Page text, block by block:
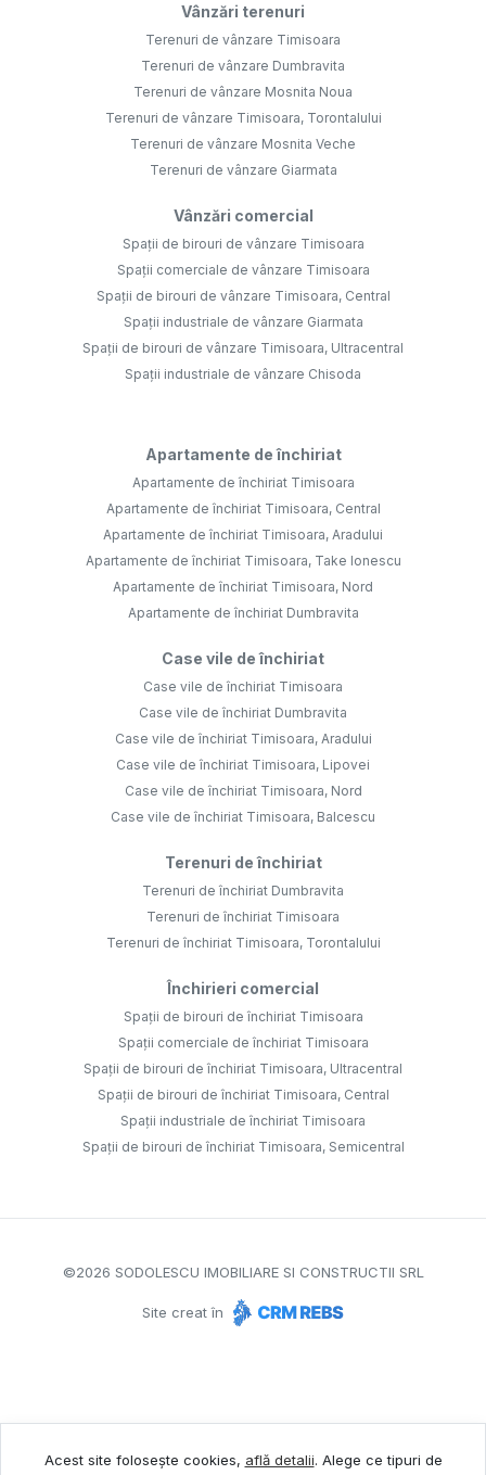
Vânzări terenuri
Terenuri de vânzare Timisoara
Terenuri de vânzare Dumbravita
Terenuri de vânzare Mosnita Noua
Terenuri de vânzare Timisoara, Torontalului
Terenuri de vânzare Mosnita Veche
Terenuri de vânzare Giarmata
Vânzări comercial
Spații de birouri de vânzare Timisoara
Spații comerciale de vânzare Timisoara
Spații de birouri de vânzare Timisoara, Central
Spații industriale de vânzare Giarmata
Spații de birouri de vânzare Timisoara, Ultracentral
Spații industriale de vânzare Chisoda
Apartamente de închiriat
Apartamente de închiriat Timisoara
Apartamente de închiriat Timisoara, Central
Apartamente de închiriat Timisoara, Aradului
Apartamente de închiriat Timisoara, Take Ionescu
Apartamente de închiriat Timisoara, Nord
Apartamente de închiriat Dumbravita
Case vile de închiriat
Case vile de închiriat Timisoara
Case vile de închiriat Dumbravita
Case vile de închiriat Timisoara, Aradului
Case vile de închiriat Timisoara, Lipovei
Case vile de închiriat Timisoara, Nord
Case vile de închiriat Timisoara, Balcescu
Terenuri de închiriat
Terenuri de închiriat Dumbravita
Terenuri de închiriat Timisoara
Terenuri de închiriat Timisoara, Torontalului
Închirieri comercial
Spații de birouri de închiriat Timisoara
Spații comerciale de închiriat Timisoara
Spații de birouri de închiriat Timisoara, Ultracentral
Spații de birouri de închiriat Timisoara, Central
Spații industriale de închiriat Timisoara
Spații de birouri de închiriat Timisoara, Semicentral
©2026 SODOLESCU IMOBILIARE SI CONSTRUCTII SRL
Site creat în
Acest site folosește cookies, află detalii. Alege ce tipuri de